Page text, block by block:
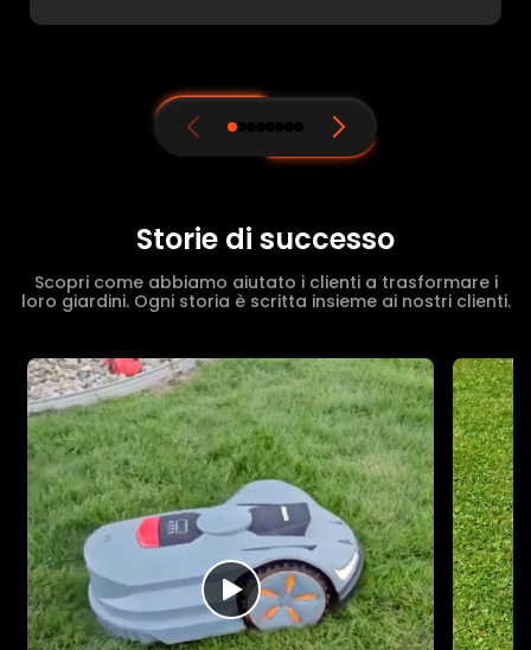
Storie di successo
Scopri come abbiamo aiutato i clienti a trasformare i
loro giardini. Ogni storia è scritta insieme ai nostri clienti.